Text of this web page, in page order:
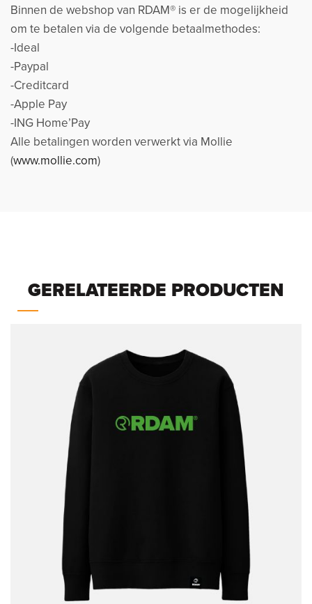
Binnen de webshop van RDAM® is er de mogelijkheid
om te betalen via de volgende betaalmethodes:
-Ideal
-Paypal
-Creditcard
-Apple Pay
-ING Home’Pay
Alle betalingen worden verwerkt via Mollie
(www.mollie.com)
GERELATEERDE PRODUCTEN